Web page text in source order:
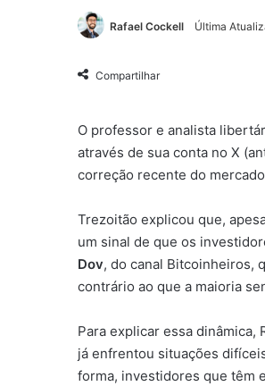
Rafael Cockell Última
Compartilhar
O professor e analista
através de sua conta no X
correção recente do
Trezoitão explicou que,
um sinal de que os
Dov, do canal Bitcoinheiros,
contrário ao que a maioria
Para explicar essa dinâmica,
já enfrentou situações
forma, investidores que têm